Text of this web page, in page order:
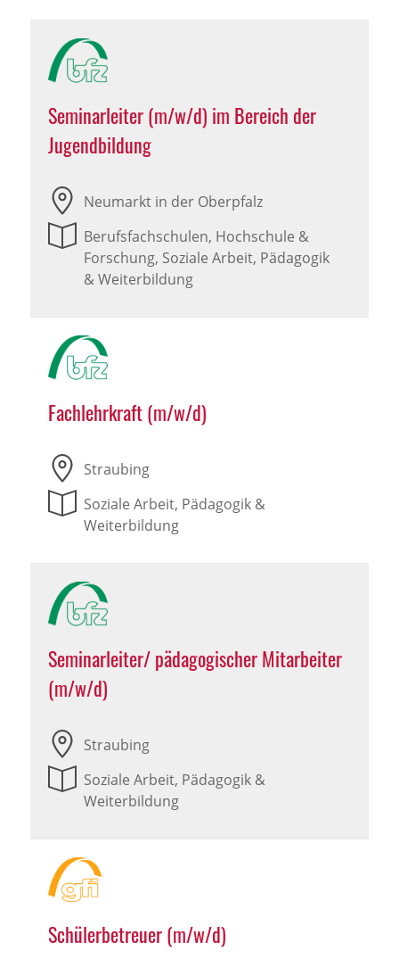
Seminarleiter (m/w/d) im Bereich der
Jugendbildung
Neumarkt in der Oberpfalz
Berufsfachschulen, Hochschule &
Forschung, Soziale Arbeit, Pädagogik
& Weiterbildung
Fachlehrkraft (m/w/d)
Straubing
Soziale Arbeit, Pädagogik &
Weiterbildung
Seminarleiter/ pädagogischer Mitarbeiter
(m/w/d)
Straubing
Soziale Arbeit, Pädagogik &
Weiterbildung
Schülerbetreuer (m/w/d)